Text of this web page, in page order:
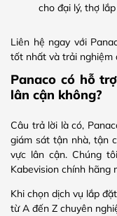
cho đại lý, thợ
Liên hệ ngay với
tốt nhất và trải nghiệm
Panaco có hỗ
lân cận không?
Câu trả lời là có,
giám sát tận nhà, tận
vực lân cận. Chúng
Kabevision chính hãng
Khi chọn dịch vụ lắp
từ A đến Z chuyên